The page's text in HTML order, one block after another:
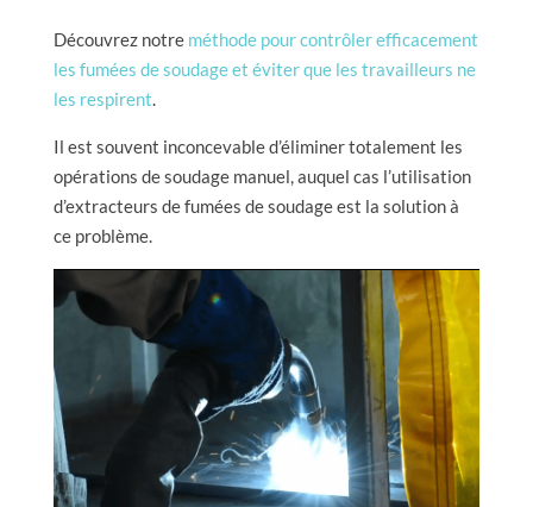
Découvrez notre méthode pour contrôler efficacement
les fumées de soudage et éviter que les travailleurs ne
les respirent.
Il est souvent inconcevable d’éliminer totalement les
opérations de soudage manuel, auquel cas l’utilisation
d’extracteurs de fumées de soudage est la solution à
ce problème.